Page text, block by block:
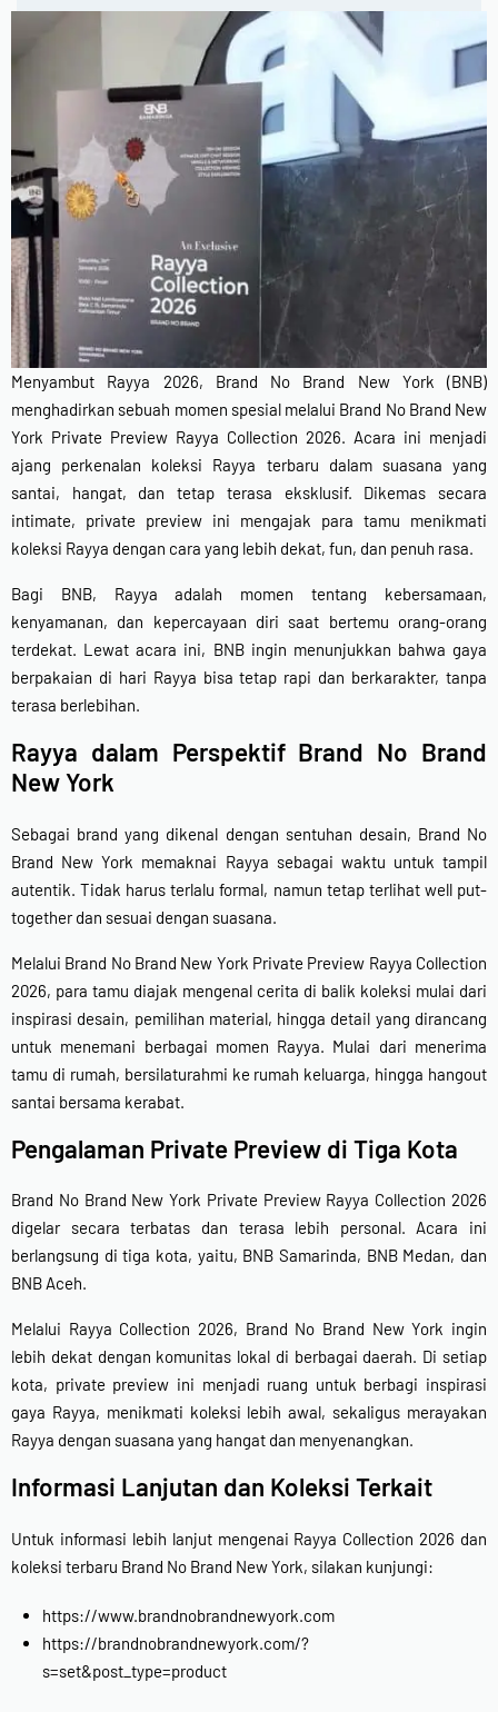
New Arrival : BNB CORTLAND PANTSSHOP NOW
New Arrival : BNB MARLOW TOP.
Menyambut Rayya 2026, Brand No Brand New York (BNB)
menghadirkan sebuah momen spesial melalui Brand No Brand New
York Private Preview Rayya Collection 2026. Acara ini menjadi
ajang perkenalan koleksi Rayya terbaru dalam suasana yang
santai, hangat, dan tetap terasa eksklusif. Dikemas secara
intimate, private preview ini mengajak para tamu menikmati
koleksi Rayya dengan cara yang lebih dekat, fun, dan penuh rasa.
Bagi BNB, Rayya adalah momen tentang kebersamaan,
kenyamanan, dan kepercayaan diri saat bertemu orang-orang
terdekat. Lewat acara ini, BNB ingin menunjukkan bahwa gaya
berpakaian di hari Rayya bisa tetap rapi dan berkarakter, tanpa
terasa berlebihan.
Rayya dalam Perspektif Brand No Brand
New York
Sebagai brand yang dikenal dengan sentuhan desain, Brand No
Brand New York memaknai Rayya sebagai waktu untuk tampil
autentik. Tidak harus terlalu formal, namun tetap terlihat well put-
together dan sesuai dengan suasana.
Melalui Brand No Brand New York Private Preview Rayya Collection
2026, para tamu diajak mengenal cerita di balik koleksi mulai dari
inspirasi desain, pemilihan material, hingga detail yang dirancang
untuk menemani berbagai momen Rayya. Mulai dari menerima
tamu di rumah, bersilaturahmi ke rumah keluarga, hingga hangout
santai bersama kerabat.
Pengalaman Private Preview di Tiga Kota
Brand No Brand New York Private Preview Rayya Collection 2026
digelar secara terbatas dan terasa lebih personal. Acara ini
berlangsung di tiga kota, yaitu, BNB Samarinda, BNB Medan, dan
BNB Aceh.
Melalui Rayya Collection 2026, Brand No Brand New York ingin
lebih dekat dengan komunitas lokal di berbagai daerah. Di setiap
kota, private preview ini menjadi ruang untuk berbagi inspirasi
gaya Rayya, menikmati koleksi lebih awal, sekaligus merayakan
Rayya dengan suasana yang hangat dan menyenangkan.
Informasi Lanjutan dan Koleksi Terkait
Untuk informasi lebih lanjut mengenai Rayya Collection 2026 dan
koleksi terbaru Brand No Brand New York, silakan kunjungi:
https://www.brandnobrandnewyork.com
https://brandnobrandnewyork.com/?
s=set&post_type=product